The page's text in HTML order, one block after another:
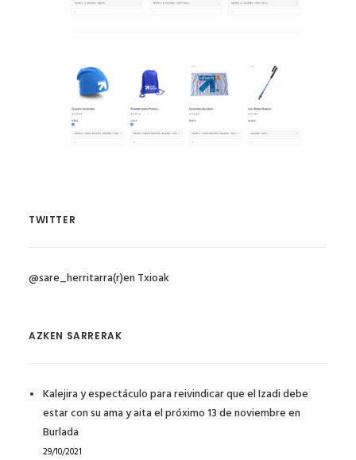
TWITTER
@sare_herritarra(r)en Txioak
AZKEN SARRERAK
Kalejira y espectáculo para reivindicar que el Izadi debe
estar con su ama y aita el próximo 13 de noviembre en
Burlada
29/10/2021